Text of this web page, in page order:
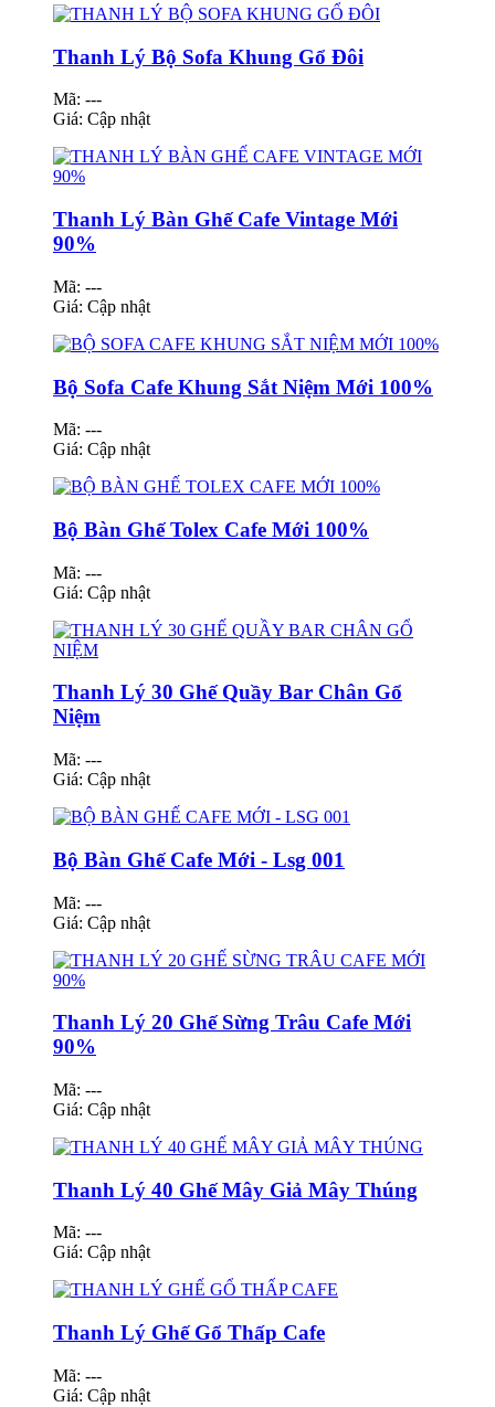
Thanh Lý Bộ Sofa Khung Gổ Đôi
Mã: ---
Giá: Cập nhật
Thanh Lý Bàn Ghế Cafe Vintage Mới
90%
Mã: ---
Giá: Cập nhật
Bộ Sofa Cafe Khung Sắt Niệm Mới 100%
Mã: ---
Giá: Cập nhật
Bộ Bàn Ghế Tolex Cafe Mới 100%
Mã: ---
Giá: Cập nhật
Thanh Lý 30 Ghế Quầy Bar Chân Gổ
Niệm
Mã: ---
Giá: Cập nhật
Bộ Bàn Ghế Cafe Mới - Lsg 001
Mã: ---
Giá: Cập nhật
Thanh Lý 20 Ghế Sừng Trâu Cafe Mới
90%
Mã: ---
Giá: Cập nhật
Thanh Lý 40 Ghế Mây Giả Mây Thúng
Mã: ---
Giá: Cập nhật
Thanh Lý Ghế Gổ Thấp Cafe
Mã: ---
Giá: Cập nhật